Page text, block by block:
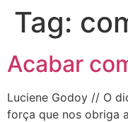
Tag:
Acabar
Luciene Godoy // O
força que nos obriga